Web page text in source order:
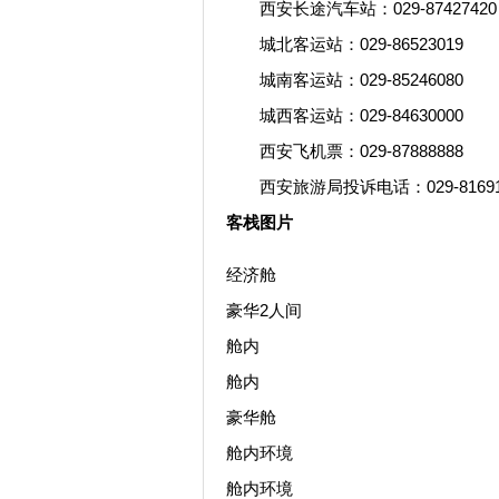
西安长途汽车站：029-87427420
城北客运站：029-86523019
城南客运站：029-85246080
城西客运站：029-84630000
西安飞机票：029-87888888
西安旅游局投诉电话：029-
客栈图片
经济舱
豪华2人间
舱内
舱内
豪华舱
舱内环境
舱内环境